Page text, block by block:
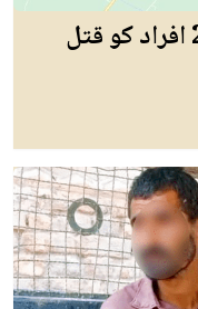
جیکب آباد: غیرت کے نام پر 2 افراد کو قتل